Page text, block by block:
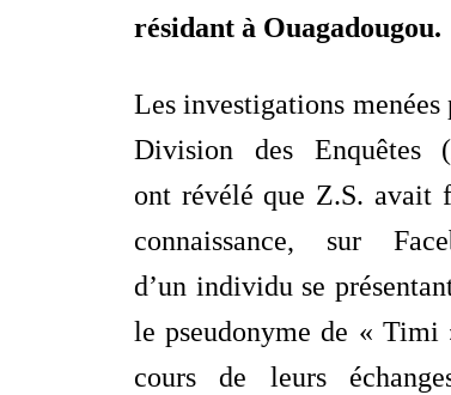
résidant à Ouagadougou.
Les investigations menées
Division des Enquêtes
ont révélé que Z.S. avait
connaissance, sur
d’un individu se
le pseudonyme de « Timi
cours de leurs